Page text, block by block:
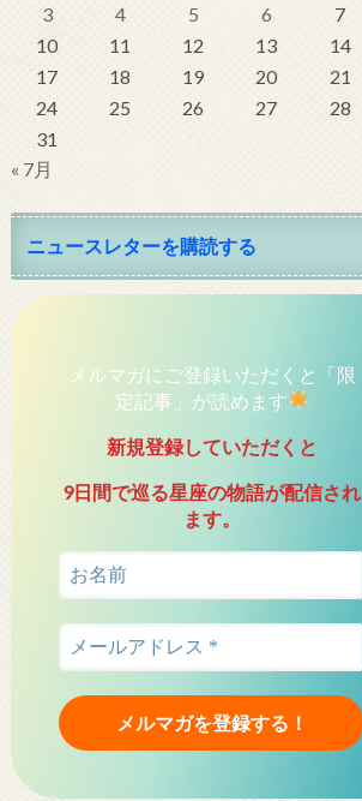
3
4 5 6 7
10
11 12 13 14
17
18 19 20 21
24
25 26 27 28
31
« 7月
ニュースレターを購読する
メルマガにご登録いただくと「限
定記事」が読めます
新規登録していただくと
9日間で巡る星座の物語が配信され
ます。